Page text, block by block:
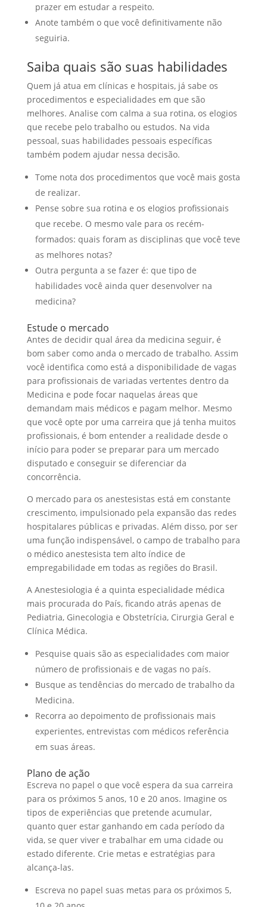
prazer em estudar a respeito.
Anote também o que você definitivamente não
seguiria.
Saiba quais são suas habilidades
Quem já atua em clínicas e hospitais, já sabe os
procedimentos e especialidades em que são
melhores. Analise com calma a sua rotina, os elogios
que recebe pelo trabalho ou estudos. Na vida
pessoal, suas habilidades pessoais específicas
também podem ajudar nessa decisão.
Tome nota dos procedimentos que você mais gosta
de realizar.
Pense sobre sua rotina e os elogios profissionais
que recebe. O mesmo vale para os recém-
formados: quais foram as disciplinas que você teve
as melhores notas?
Outra pergunta a se fazer é: que tipo de
habilidades você ainda quer desenvolver na
medicina?
Estude o mercado
Antes de decidir qual área da medicina seguir, é
bom saber como anda o mercado de trabalho. Assim
você identifica como está a disponibilidade de vagas
para profissionais de variadas vertentes dentro da
Medicina e pode focar naquelas áreas que
demandam mais médicos e pagam melhor. Mesmo
que você opte por uma carreira que já tenha muitos
profissionais, é bom entender a realidade desde o
início para poder se preparar para um mercado
disputado e conseguir se diferenciar da
concorrência.
O mercado para os anestesistas está em constante
crescimento, impulsionado pela expansão das redes
hospitalares públicas e privadas. Além disso, por ser
uma função indispensável, o campo de trabalho para
o médico anestesista tem alto índice de
empregabilidade em todas as regiões do Brasil.
A Anestesiologia é a quinta especialidade médica
mais procurada do País, ficando atrás apenas de
Pediatria, Ginecologia e Obstetrícia, Cirurgia Geral e
Clínica Médica.
Pesquise quais são as especialidades com maior
número de profissionais e de vagas no país.
Busque as tendências do mercado de trabalho da
Medicina.
Recorra ao depoimento de profissionais mais
experientes, entrevistas com médicos referência
em suas áreas.
Plano de ação
Escreva no papel o que você espera da sua carreira
para os próximos 5 anos, 10 e 20 anos. Imagine os
tipos de experiências que pretende acumular,
quanto quer estar ganhando em cada período da
vida, se quer viver e trabalhar em uma cidade ou
estado diferente. Crie metas e estratégias para
alcança-las.
Escreva no papel suas metas para os próximos 5,